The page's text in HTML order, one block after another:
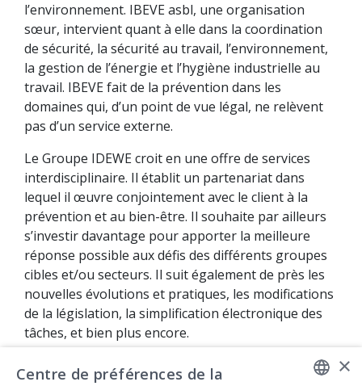
l’environnement. IBEVE asbl, une organisation
sœur, intervient quant à elle dans la coordination
de sécurité, la sécurité au travail, l’environnement,
la gestion de l’énergie et l’hygiène industrielle au
travail. IBEVE fait de la prévention dans les
domaines qui, d’un point de vue légal, ne relèvent
pas d’un service externe.
Le Groupe IDEWE croit en une offre de services
interdisciplinaire. Il établit un partenariat dans
lequel il œuvre conjointement avec le client à la
prévention et au bien-être. Il souhaite par ailleurs
s’investir davantage pour apporter la meilleure
réponse possible aux défis des différents groupes
cibles et/ou secteurs. Il suit également de près les
nouvelles évolutions et pratiques, les modifications
de la législation, la simplification électronique des
tâches, et bien plus encore.
Plus d’information ? ×
Centre de préférences de la